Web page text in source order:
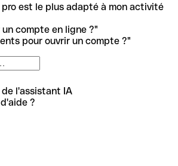
est le plus adapté à mon activité
compte en ligne ?"
pour ouvrir un compte ?"
de l'assistant IA
?